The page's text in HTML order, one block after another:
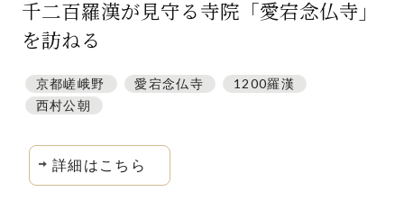
サイトポリシー
千二百羅漢が見守る寺院「愛宕念仏寺」
を訪ねる
京都嵯峨野 愛宕念仏寺
1200羅漢
西村公朝
詳細はこちら